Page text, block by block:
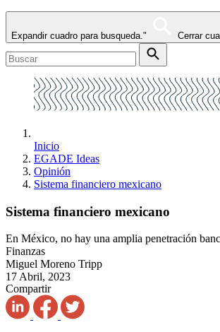
Expandir cuadro para busqueda." Cerrar
Inicio
EGADE Ideas
Opinión
Sistema financiero mexicano
Sistema financiero mexicano
En México, no hay una amplia penetración
Finanzas
Miguel Moreno Tripp
17 Abril, 2023
Compartir